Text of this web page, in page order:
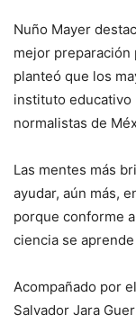
Nuño Mayer
mejor preparación
planteó que los
instituto educativo
normalistas de
Las mentes más
ayudar, aún más,
porque conforme
ciencia se
Acompañado por
Salvador Jara